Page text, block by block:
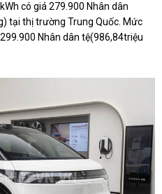
có giá 279.900 Nhân dân
tại thị trường Trung Quốc. Mức
299.900 Nhân dân tệ(986,84triệu